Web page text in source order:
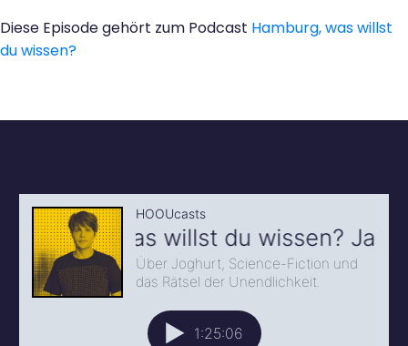
Diese Episode gehört zum Podcast Hamburg, was willst
du wissen?